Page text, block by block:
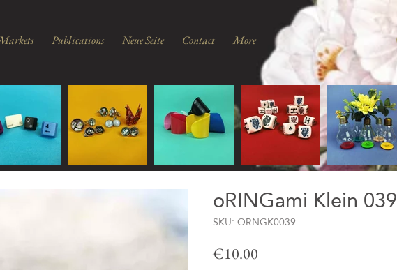
Publications Neue Seite Contact More
oRINGami Klein 039
SKU: ORNGK0039
€10.00